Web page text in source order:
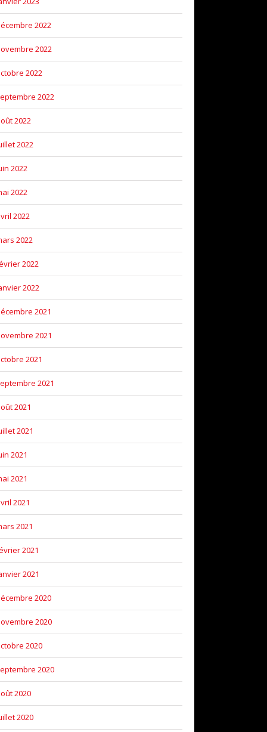
2022
2022
2022
2022
2022
2022
2022
2022
2022
2022
2022
2022
2021
2021
2021
2021
2021
2021
2021
2021
2021
2021
2021
2021
2020
2020
2020
2020
2020
2020